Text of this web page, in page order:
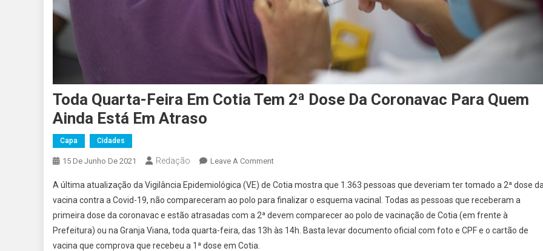
Toda Quarta-Feira Em Cotia Tem 2ª Dose Da Coronavac Para Quem
Ainda Está Em Atraso
Capa Cidades
15 De Junho De 2021 Redação Leave A CommentOn
Quarta-
Feira
Em
Cotia
A última atualização da Vigilância Epidemiológica (VE) de Cotia mostra que 1.363 pessoas que deveriam ter tomado a 2ª dose
vacina contra a Covid-19, não compareceram ao polo para finalizar o esquema vacinal. Todas as pessoas que receberam a
primeira dose da coronavac e estão atrasadas com a 2ª devem comparecer ao polo de vacinação de Cotia (em frente à
Prefeitura) ou na Granja Viana, toda quarta-feira, das 13h às 14h. Basta levar documento oficial com foto e CPF e o cartão de
vacina que comprova que recebeu a 1ª dose em Cotia.